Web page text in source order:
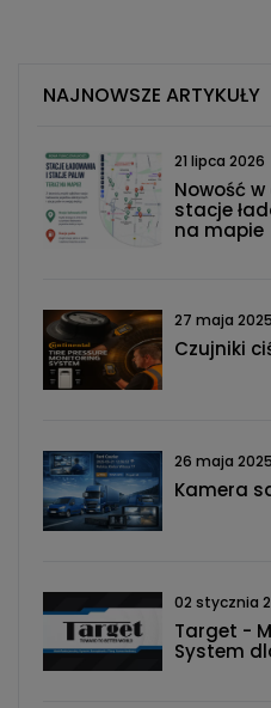
NAJNOWSZE ARTYKUŁY
21 lipca 2026
Nowość
stacje
na mapie
27 maja 2025
Czujniki
26 maja 2025
Kamera
02 stycznia
Target -
System